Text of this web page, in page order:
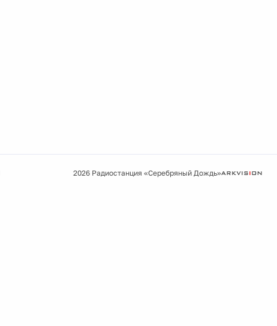
2026 Радиостанция «Серебряный Дождь»